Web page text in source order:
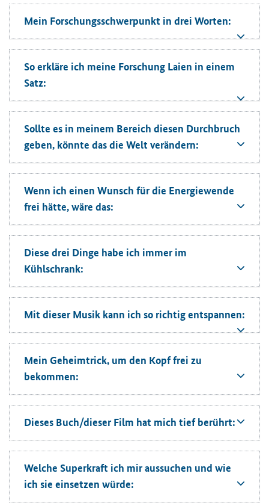
Mein Forschungsschwerpunkt in drei Worten:
So erkläre ich meine Forschung Laien in einem
Satz:
Sollte es in meinem Bereich diesen Durchbruch
geben, könnte das die Welt verändern:
Wenn ich einen Wunsch für die Energiewende
frei hätte, wäre das:
Diese drei Dinge habe ich immer im
Kühlschrank:
Mit dieser Musik kann ich so richtig entspannen:
Mein Geheimtrick, um den Kopf frei zu
bekommen:
Dieses Buch/dieser Film hat mich tief berührt:
Welche Superkraft ich mir aussuchen und wie
ich sie einsetzen würde: